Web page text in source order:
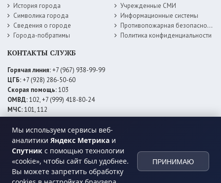
Мы используем сервисы веб-
аналитики Яндекс Метрика и
Спутник с помощью технологии
«cookie», чтобы сайт был удобнее.
Вы можете запретить обработку
ПРИНИМАЮ
История города
Символика города
Сведения о городе
Города-побратимы
Учрежденные СМИ
Информационные системы
Противопожарная безопасность
Политика конфиденциальности
КОНТАКТЫ СЛУЖБ
Горячая линия:+7 (967) 938-99-99
ЦГБ:+7 (928) 286-50-60
Скорая помощь:103
ОМВД:102, +7 (999) 418-80-24
МЧС:101, 112
ЕДДС:+7 (928) 576-09-83
Электросети:+7 (800) 220-02-20
Даггаз:+7 (928) 980-64-04
Горводоснаб: +7 (928) 559-59-74
Теплоснаб: +7 (928) 873-27-09
МФЦ:+7 (938) 777-82-44